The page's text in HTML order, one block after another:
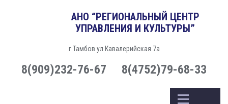
АНО “РЕГИОНАЛЬНЫЙ ЦЕНТР
УПРАВЛЕНИЯ И КУЛЬТУРЫ”
г.Тамбов ул.Кавалерийская 7а
8(909)232-76-67 8(4752)79-68-33